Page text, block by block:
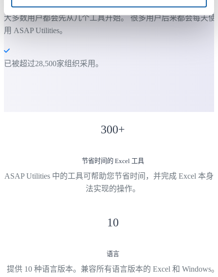
大多数用户都会先从几个工具开始。 很多用户后来都会每天使
用 ASAP Utilities。
已被超过28,500家组织采用。
300+
节省时间的 Excel 工具
ASAP Utilities 中的工具可帮助您节省时间，并完成 Excel 本身
法实现的操作。
10
语言
提供 10 种语言版本。兼容所有语言版本的 Excel 和 Windows